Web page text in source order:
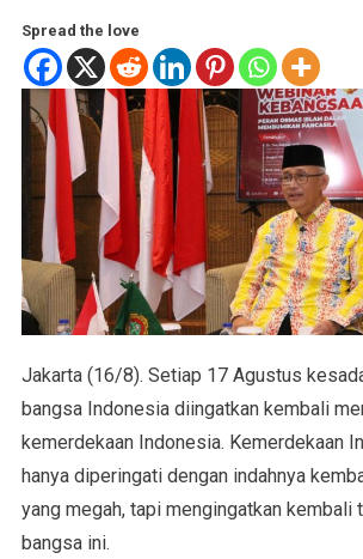
Spread the love
Jakarta (16/8). Setiap 17 Agustus
bangsa Indonesia diingatkan kembali
kemerdekaan Indonesia. Kemerdekaan
hanya diperingati dengan indahnya
yang megah, tapi mengingatkan kembali
bangsa ini.